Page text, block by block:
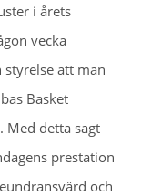
i årets
vecka
att man
Basket
Med detta sagt
prestation
och